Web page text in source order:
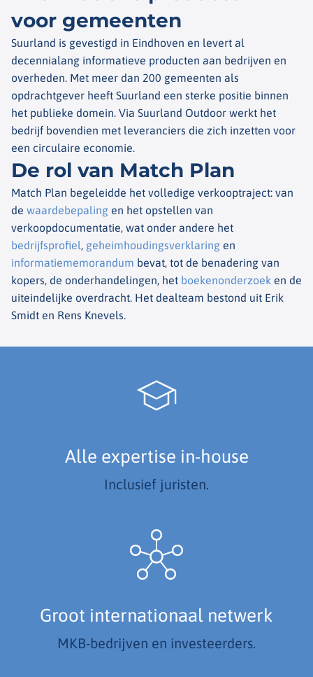
voor gemeenten
Suurland is gevestigd in Eindhoven en levert al
decennialang informatieve producten aan bedrijven en
overheden. Met meer dan 200 gemeenten als
opdrachtgever heeft Suurland een sterke positie binnen
het publieke domein. Via Suurland Outdoor werkt het
bedrijf bovendien met leveranciers die zich inzetten voor
een circulaire economie.
De rol van Match Plan
Match Plan begeleidde het volledige verkooptraject: van
de waardebepaling en het opstellen van
verkoopdocumentatie, wat onder andere het
bedrijfsprofiel, geheimhoudingsverklaring en
informatiememorandum bevat, tot de benadering van
kopers, de onderhandelingen, het boekenonderzoek en de
uiteindelijke overdracht. Het dealteam bestond uit Erik
Smidt en Rens Knevels.
Alle expertise in-house
Inclusief juristen.
Groot internationaal netwerk
MKB-bedrijven en investeerders.